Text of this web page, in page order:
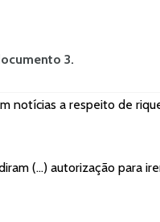
3.
notícias a respeito de
(…) autorização para